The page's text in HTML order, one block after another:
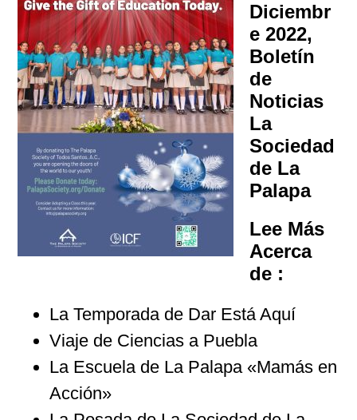
Diciembr
e 2022,
Boletín
de
Noticias
La
Sociedad
de La
Palapa
Lee Más
Acerca
de :
La Temporada de Dar Está Aquí
Viaje de Ciencias a Puebla
La Escuela de La Palapa «Mamás en
Acción»